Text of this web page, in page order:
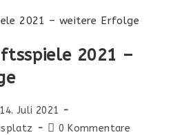
2021 –
14. Juli 2021
0 Kommentare